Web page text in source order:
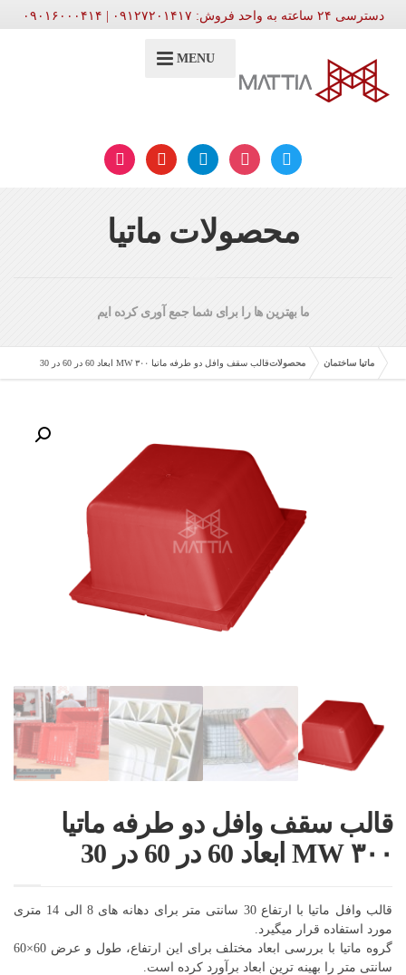
دسترسی ۲۴ ساعته به واحد فروش: ۰۹۱۲۷۲۰۱۴۱۷ | ۰۹۰۱۶۰۰۰۴۱۴
MENU
twitter
instagram
telegram
youtube
aparat
محصولات ماتیا
ما بهترین ها را برای شما جمع آوری کرده ایم
ماتیا ساختمان محصولاتقالب سقف وافل دو طرفه ماتیا ۳۰۰ MW ابعاد 60 در 60 در 30
قالب سقف وافل دو طرفه ماتیا
۳۰۰ MW ابعاد 60 در 60 در 30
قالب وافل ماتیا با ارتفاع 30 سانتی متر برای دهانه های 8 الی 14 متری
مورد استفاده قرار میگیرد.
گروه ماتیا با بررسی ابعاد مختلف برای این ارتفاع، طول و عرض 60×60
سانتی متر را بهینه ترین ابعاد برآورد کرده است.